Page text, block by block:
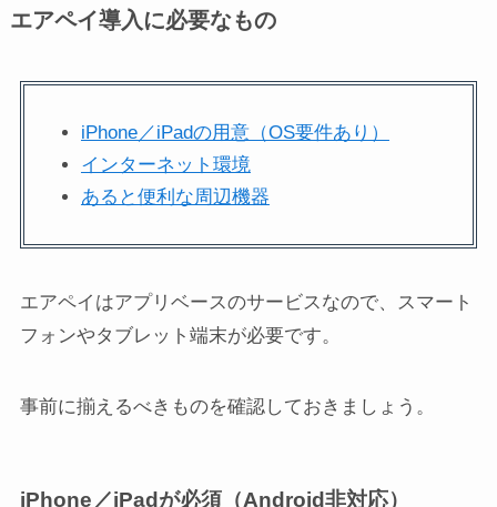
エアペイ導入に必要なもの
iPhone／iPadの用意（OS要件あり）
インターネット環境
あると便利な周辺機器
エアペイはアプリベースのサービスなので、スマート
フォンやタブレット端末が必要です。
事前に揃えるべきものを確認しておきましょう。
iPhone／iPadが必須（Android非対応）